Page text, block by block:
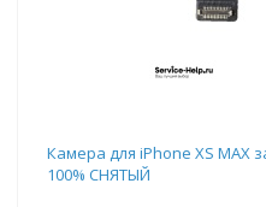
Камера для iPhone XS MAX
100% СНЯТЫЙ